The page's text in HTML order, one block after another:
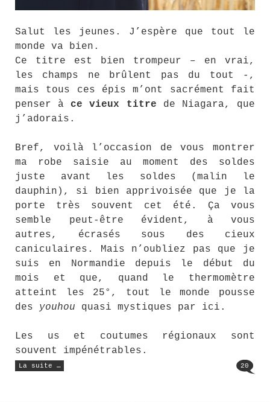
Salut les jeunes. J’espère que tout le
monde va bien.
Ce titre est bien trompeur – en vrai,
les champs ne brûlent pas du tout -,
mais tous ces épis m’ont sacrément fait
penser àce vieux titre de Niagara, que
j’adorais.
Bref, voilà l’occasion de vous montrer
ma robe saisie au moment des soldes
juste avant les soldes (malin le
dauphin), si bien apprivoisée que je la
porte très souvent cet été. Ça vous
semble peut-être évident, à vous
autres, écrasés sous des cieux
caniculaires. Mais n’oubliez pas que je
suis en Normandie depuis le début du
mois et que, quand le thermomètre
atteint les 25°, tout le monde pousse
des youhou quasi mystiques par ici.
Les us et coutumes régionaux sont
souvent impénétrables.
La suite …
« Pendant
que
20